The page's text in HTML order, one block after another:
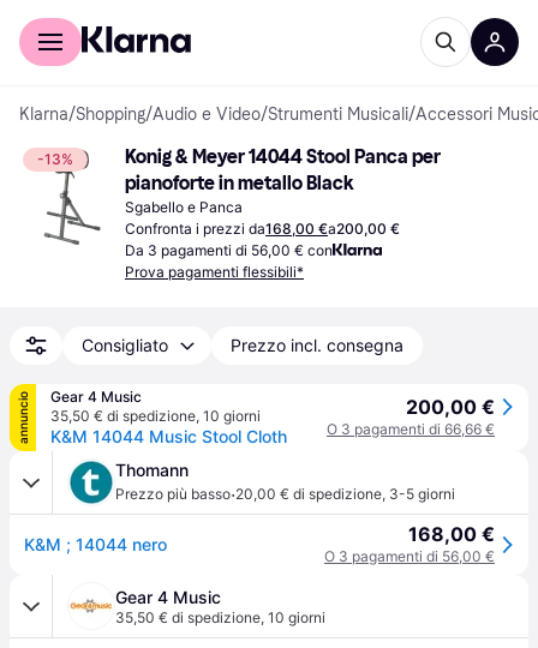
Per il tuo shopping
Klarna/Shopping/Audio e Video/Strumenti Musicali/Accessori
-13%
Konig & Meyer 14044 Stool Panca per
pianoforte in metallo Black
Sgabello e Panca
Confronta i prezzi da168,00 €a200,00 €
Da 3 pagamenti di 56,00 € con
Prova pagamenti flessibili*
Consigliato Prezzo incl. consegna
annuncio
Gear 4 Music
35,50 € di spedizione, 10 giorni
K&M 14044 Music Stool Cloth
200,00 €
O 3 pagamenti di 66,66 €
Thomann
Prezzo più basso·20,00 € di spedizione, 3-5 giorni
K&M ; 14044 nero 168,00 €
O 3 pagamenti di 56,00 €
Gear 4 Music
35,50 € di spedizione, 10 giorni